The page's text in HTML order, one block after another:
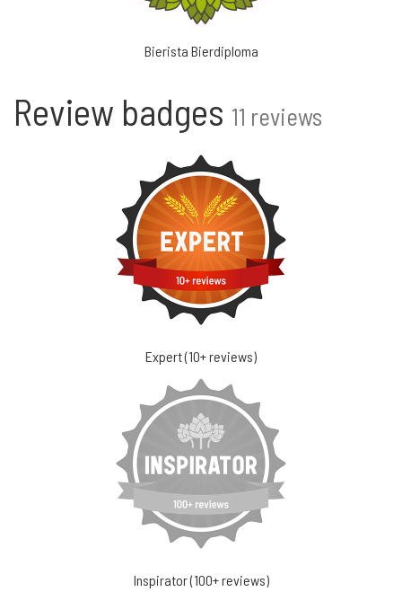
Bierista Bierdiploma
Review badges 11 reviews
Expert (10+ reviews)
Inspirator (100+ reviews)